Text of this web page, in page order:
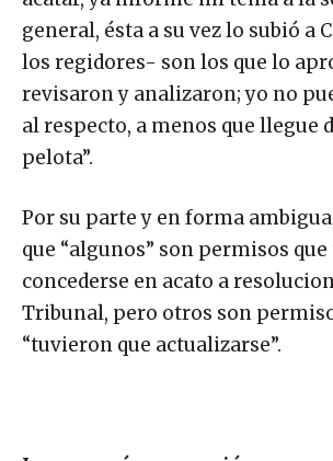
general, ésta a su vez lo subió a
los regidores- son los que lo
revisaron y analizaron; yo no
al respecto, a menos que llegue
pelota”.
Por su parte y en forma
que “algunos” son permisos
concederse en acato a
Tribunal, pero otros son
“tuvieron que actualizarse”.